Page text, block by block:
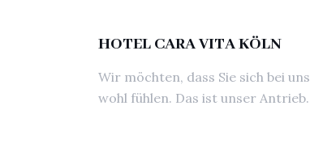
HOTEL CARA VITA KÖLN
Wir möchten, dass Sie sich bei uns
wohl fühlen. Das ist unser Antrieb.